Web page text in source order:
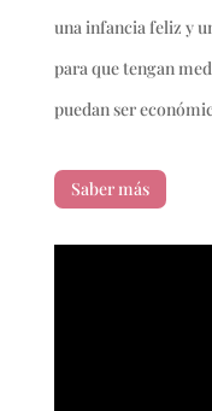
una infancia feliz y
para que tengan
puedan ser
Saber más